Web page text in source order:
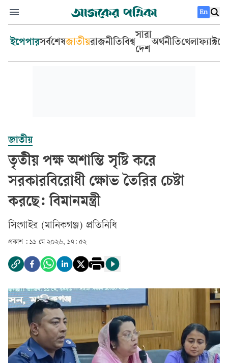
En
ইপেপারসর্বশেষজাতীয়রাজনীতিবিশ্ব
সারা
দেশ
অর্থনীতিখেলা
জাতীয়
তৃতীয় পক্ষ অশান্তি সৃষ্টি করে
সরকারবিরোধী ক্ষোভ তৈরির চেষ্টা
করছে: বিমানমন্ত্রী
সিংগাইর (মানিকগঞ্জ) প্রতিনিধি
প্রকাশ : ১১ মে ২০২৬, ১৭: ৫২